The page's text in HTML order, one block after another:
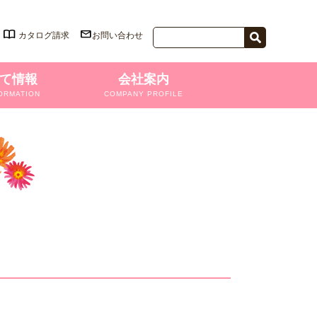
カタログ請求 お問い合わせ
情報 会社案内
COMPANY PROFILE